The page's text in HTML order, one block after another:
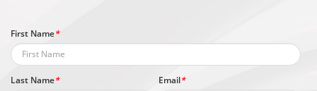
First Name*
Last Name* Email*